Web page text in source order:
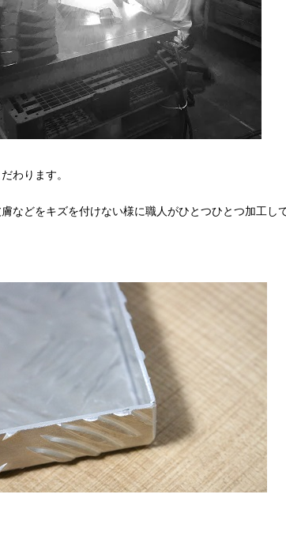
わります。
などをキズを付けない様に職人がひとつひとつ加工し